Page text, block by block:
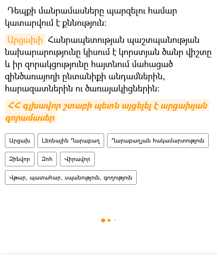
Դեպքի մանրամասները պարզելու համար
կատարվում է քննություն:
Արցախի Հանրապետության պաշտպանության
նախարարությունը կիսում է կորստյան ծանր վիշտը
և իր զորակցությունը հայտնում մահացած
զինծառայողի ընտանիքի անդամներին,
հարազատներին ու ծառայակիցներին:
ՀՀ գլխավոր շտաբի պետն այցելել է արցախյան
զորամասեր
Արցախ Լեռնային Ղարաբաղ Ղարաբաղյան հակամարտություն
Զինվոր Զոհ Վիրավոր
Վթար, պատահար, սպանություն, գողություն